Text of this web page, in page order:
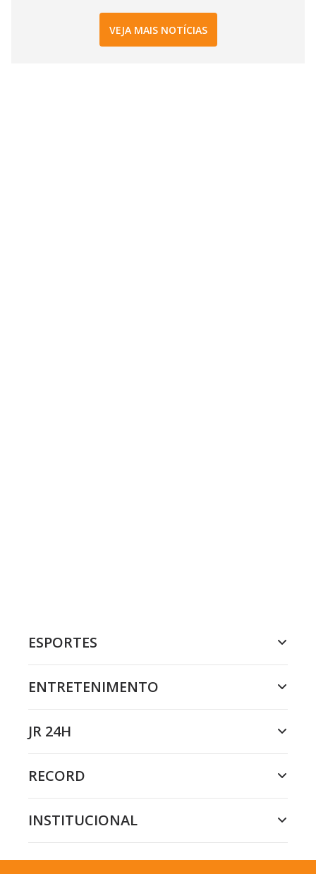
VEJA MAIS NOTÍCIAS
ESPORTES
ENTRETENIMENTO
JR 24H
RECORD
INSTITUCIONAL